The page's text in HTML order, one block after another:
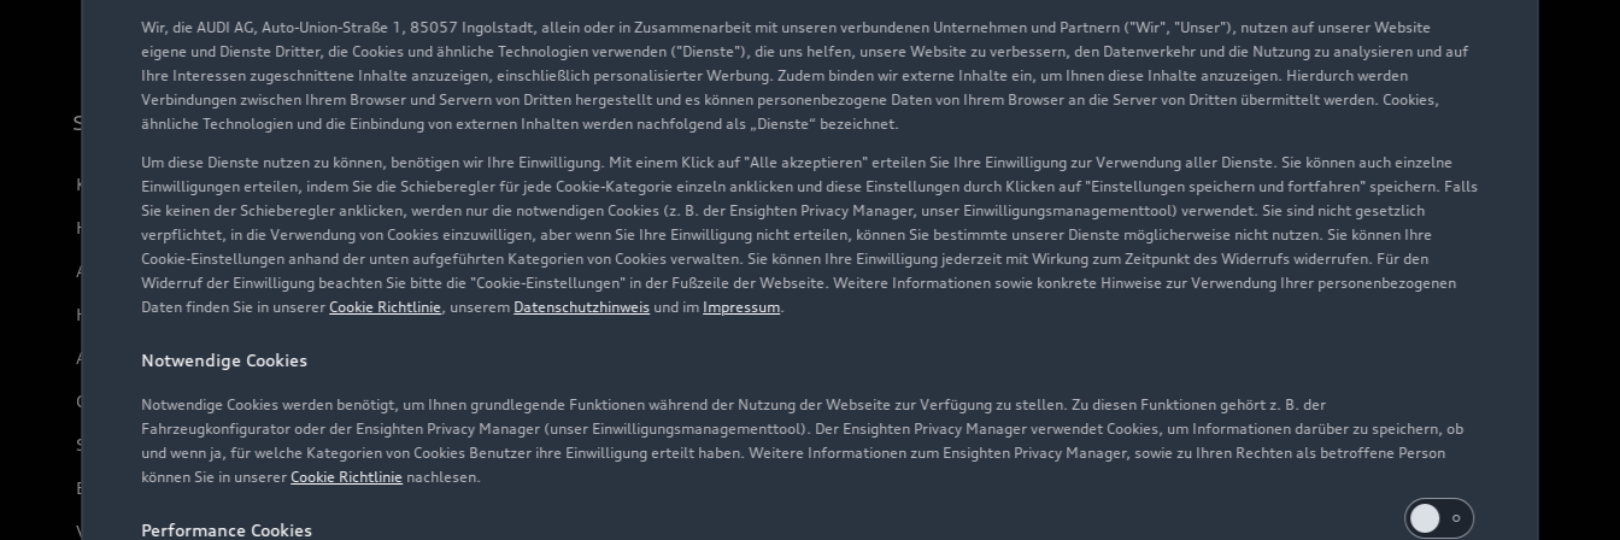
Wir, die AUDI AG, Auto-Union-Straße 1, 85057 Ingolstadt, allein oder in Zusammenarbeit mit unseren verbundenen Unternehmen und Partnern ("Wir", "Unser"), nutzen auf unserer Website
eigene und Dienste Dritter, die Cookies und ähnliche Technologien verwenden ("Dienste"), die uns helfen, unsere Website zu verbessern, den Datenverkehr und die Nutzung zu analysieren und auf
Ihre Interessen zugeschnittene Inhalte anzuzeigen, einschließlich personalisierter Werbung. Zudem binden wir externe Inhalte ein, um Ihnen diese Inhalte anzuzeigen. Hierdurch werden
Verbindungen zwischen Ihrem Browser und Servern von Dritten hergestellt und es können personenbezogene Daten von Ihrem Browser an die Server von Dritten übermittelt werden. Cookies,
ähnliche Technologien und die Einbindung von externen Inhalten werden nachfolgend als „Dienste“ bezeichnet.
Um diese Dienste nutzen zu können, benötigen wir Ihre Einwilligung. Mit einem Klick auf "Alle akzeptieren" erteilen Sie Ihre Einwilligung zur Verwendung aller Dienste. Sie können auch einzelne
Einwilligungen erteilen, indem Sie die Schieberegler für jede Cookie-Kategorie einzeln anklicken und diese Einstellungen durch Klicken auf "Einstellungen speichern und fortfahren" speichern. Falls
Sie keinen der Schieberegler anklicken, werden nur die notwendigen Cookies (z. B. der Ensighten Privacy Manager, unser Einwilligungsmanagementtool) verwendet. Sie sind nicht gesetzlich
verpflichtet, in die Verwendung von Cookies einzuwilligen, aber wenn Sie Ihre Einwilligung nicht erteilen, können Sie bestimmte unserer Dienste möglicherweise nicht nutzen. Sie können Ihre
Cookie-Einstellungen anhand der unten aufgeführten Kategorien von Cookies verwalten. Sie können Ihre Einwilligung jederzeit mit Wirkung zum Zeitpunkt des Widerrufs widerrufen. Für den
Widerruf der Einwilligung beachten Sie bitte die "Cookie-Einstellungen" in der Fußzeile der Webseite. Weitere Informationen sowie konkrete Hinweise zur Verwendung Ihrer personenbezogenen
Daten finden Sie in unsererCookie Richtlinie, unserem Datenschutzhinweis und im Impressum.
Notwendige Cookies
Notwendige Cookies werden benötigt, um Ihnen grundlegende Funktionen während der Nutzung der Webseite zur Verfügung zu stellen. Zu diesen Funktionen gehört z. B. der
Fahrzeugkonfigurator oder der Ensighten Privacy Manager (unser Einwilligungsmanagementtool). Der Ensighten Privacy Manager verwendet Cookies, um Informationen darüber zu speichern, ob
und wenn ja, für welche Kategorien von Cookies Benutzer ihre Einwilligung erteilt haben. Weitere Informationen zum Ensighten Privacy Manager, sowie zu Ihren Rechten als betroffene Person
können Sie in unsererCookie Richtlinie nachlesen.
Performance Cookies
Geschäftskunden
Support
Kundenservice
Händlersuche
Audi Code
Häufige Fragen (FAQ)
Audi Online Beratung
Online-Terminvereinbarung
Servicekontakt
Bordbuch & Bedienungsanleitungen
Verträge kündigen
Über Audi
Unternehmen
Karriere
Investor Relations
Presse & Media Center
Audi erleben
Newsletter